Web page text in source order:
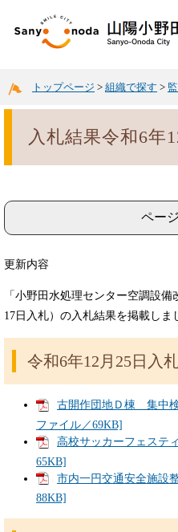
トップページ > 組織で探す >
入札結果令和6年
ペー
更新内容
「小野田水処理センター空調設
17日入札）の入札結果を掲載しま
令和6年12月25日入
古開作団地Ｄ棟 集中
ファイル／69KB]
高校サッカーフェステ
65KB]
市内一円交通安全施設
88KB]